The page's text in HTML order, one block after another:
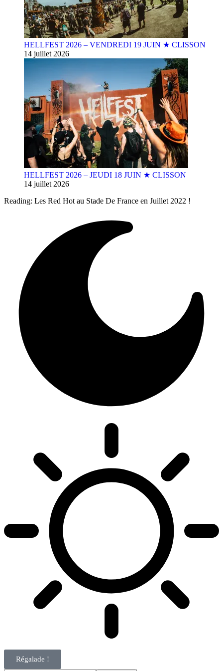
HELLFEST 2026 – VENDREDI 19 JUIN ★ CLISSON
14 juillet 2026
HELLFEST 2026 – JEUDI 18 JUIN ★ CLISSON
14 juillet 2026
Reading: Les Red Hot au Stade De France en Juillet 2022 !
Régalade !